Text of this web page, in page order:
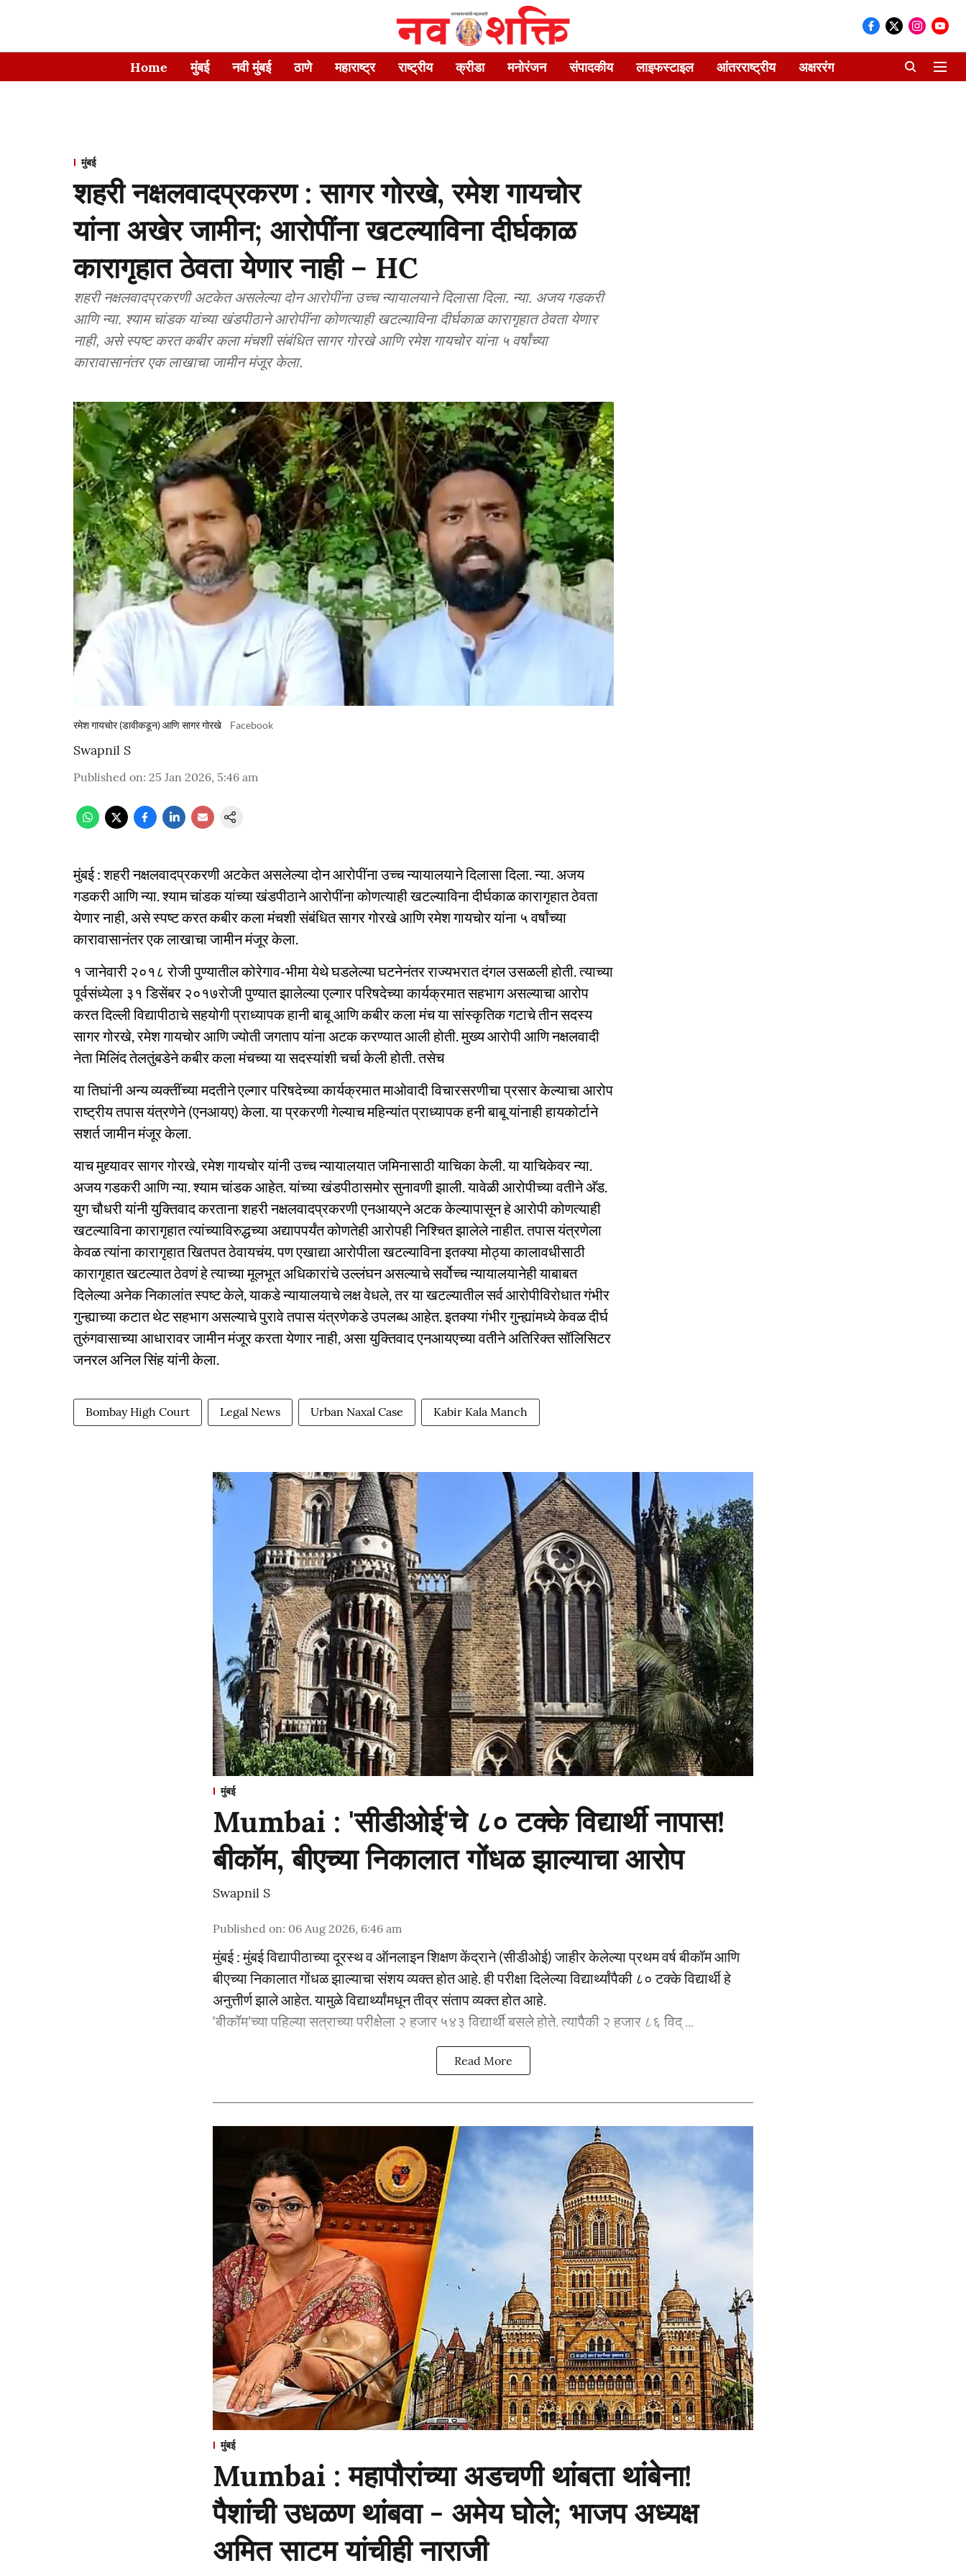
Home मुंबई नवी मुंबई ठाणे महाराष्ट्र राष्ट्रीय क्रीडा मनोरंजन संपादकीय लाइफस्टाइल आंतरराष्ट्रीय अक्षररंग
मुंबई
शहरी नक्षलवादप्रकरण : सागर गोरखे, रमेश गायचोर
यांना अखेर जामीन; आरोपींना खटल्याविना दीर्घकाळ
कारागृहात ठेवता येणार नाही – HC
शहरी नक्षलवादप्रकरणी अटकेत असलेल्या दोन आरोपींना उच्च न्यायालयाने दिलासा दिला. न्या. अजय गडकरी
आणि न्या. श्याम चांडक यांच्या खंडपीठाने आरोपींना कोणत्याही खटल्याविना दीर्घकाळ कारागृहात ठेवता येणार
नाही, असे स्पष्ट करत कबीर कला मंचशी संबंधित सागर गोरखे आणि रमेश गायचोर यांना ५ वर्षांच्या
कारावासानंतर एक लाखाचा जामीन मंजूर केला.
रमेश गायचोर (डावीकडून) आणि सागर गोरखे Facebook
Swapnil S
Published on: 25 Jan 2026, 5:46 am
मुंबई : शहरी नक्षलवादप्रकरणी अटकेत असलेल्या दोन आरोपींना उच्च न्यायालयाने दिलासा दिला. न्या. अजय
गडकरी आणि न्या. श्याम चांडक यांच्या खंडपीठाने आरोपींना कोणत्याही खटल्याविना दीर्घकाळ कारागृहात ठेवता
येणार नाही, असे स्पष्ट करत कबीर कला मंचशी संबंधित सागर गोरखे आणि रमेश गायचोर यांना ५ वर्षांच्या
कारावासानंतर एक लाखाचा जामीन मंजूर केला.
१ जानेवारी २०१८ रोजी पुण्यातील कोरेगाव-भीमा येथे घडलेल्या घटनेनंतर राज्यभरात दंगल उसळली होती. त्याच्या
पूर्वसंध्येला ३१ डिसेंबर २०१७रोजी पुण्यात झालेल्या एल्गार परिषदेच्या कार्यक्रमात सहभाग असल्याचा आरोप
करत दिल्ली विद्यापीठाचे सहयोगी प्राध्यापक हानी बाबू आणि कबीर कला मंच या सांस्कृतिक गटाचे तीन सदस्य
सागर गोरखे, रमेश गायचोर आणि ज्योती जगताप यांना अटक करण्यात आली होती. मुख्य आरोपी आणि नक्षलवादी
नेता मिलिंद तेलतुंबडेने कबीर कला मंचच्या या सदस्यांशी चर्चा केली होती. तसेच
या तिघांनी अन्य व्यक्तींच्या मदतीने एल्गार परिषदेच्या कार्यक्रमात माओवादी विचारसरणीचा प्रसार केल्याचा आरोप
राष्ट्रीय तपास यंत्रणेने (एनआयए) केला. या प्रकरणी गेल्याच महिन्यांत प्राध्यापक हनी बाबू यांनाही हायकोर्टाने
सशर्त जामीन मंजूर केला.
याच मुद्द्यावर सागर गोरखे, रमेश गायचोर यांनी उच्च न्यायालयात जमिनासाठी याचिका केली. या याचिकेवर न्या.
अजय गडकरी आणि न्या. श्याम चांडक आहेत. यांच्या खंडपीठासमोर सुनावणी झाली. यावेळी आरोपीच्या वतीने अ‍ॅड.
युग चौधरी यांनी युक्तिवाद करताना शहरी नक्षलवादप्रकरणी एनआयएने अटक केल्यापासून हे आरोपी कोणत्याही
खटल्याविना कारागृहात त्यांच्याविरुद्धच्या अद्यापपर्यंत कोणतेही आरोपही निश्चित झालेले नाहीत. तपास यंत्रणेला
केवळ त्यांना कारागृहात खितपत ठेवायचंय. पण एखाद्या आरोपीला खटल्याविना इतक्या मोठ्या कालावधीसाठी
कारागृहात खटल्यात ठेवणं हे त्याच्या मूलभूत अधिकारांचे उल्लंघन असल्याचे सर्वोच्च न्यायालयानेही याबाबत
दिलेल्या अनेक निकालांत स्पष्ट केले, याकडे न्यायालयाचे लक्ष वेधले, तर या खटल्यातील सर्व आरोपीविरोधात गंभीर
गुन्ह्याच्या कटात थेट सहभाग असल्याचे पुरावे तपास यंत्रणेकडे उपलब्ध आहेत. इतक्या गंभीर गुन्ह्यांमध्ये केवळ दीर्घ
तुरुंगवासाच्या आधारावर जामीन मंजूर करता येणार नाही, असा युक्तिवाद एनआयएच्या वतीने अतिरिक्त सॉलिसिटर
जनरल अनिल सिंह यांनी केला.
Bombay High Court Legal News Urban Naxal Case Kabir Kala Manch
मुंबई
Mumbai : 'सीडीओई'चे ८० टक्के विद्यार्थी नापास!
बीकॉम, बीएच्या निकालात गोंधळ झाल्याचा आरोप
Swapnil S
Published on: 06 Aug 2026, 6:46 am
मुंबई : मुंबई विद्यापीठाच्या दूरस्थ व ऑनलाइन शिक्षण केंद्राने (सीडीओई) जाहीर केलेल्या प्रथम वर्ष बीकॉम आणि
बीएच्या निकालात गोंधळ झाल्याचा संशय व्यक्त होत आहे. ही परीक्षा दिलेल्या विद्यार्थ्यांपैकी ८० टक्के विद्यार्थी हे
अनुत्तीर्ण झाले आहेत. यामुळे विद्यार्थ्यांमधून तीव्र संताप व्यक्त होत आहे.
‘बीकॉम’च्या पहिल्या सत्राच्या परीक्षेला २ हजार ५४३ विद्यार्थी बसले होते. त्यापैकी २ हजार ८६ विद् ...
Read More
मुंबई
Mumbai : महापौरांच्या अडचणी थांबता थांबेना!
पैशांची उधळण थांबवा - अमेय घोले; भाजप अध्यक्ष
अमित साटम यांचीही नाराजी